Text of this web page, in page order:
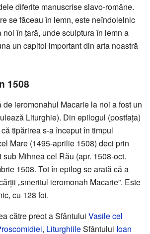
diferite manuscrise slavo-române.
se făceau în lemn, este neîndoielnic
noi în țară, unde sculptura în lemn a
un capitol important din arta noastră
1508
de ieromonahul Macarie la noi a fost un
Liturghie). Din epilogul (postfața)
tipărirea s-a început în timpul
Mare (1495-aprilie 1508) deci prin
Mihnea cel Rău (apr. 1508-oct.
1508. Tot în epilog se arată că a
„smeritul ieromonah Macarie”. Este
cu 128 foi.
către preot a Sfântului Vasile cel
, LiturghiileSfântului Ioan